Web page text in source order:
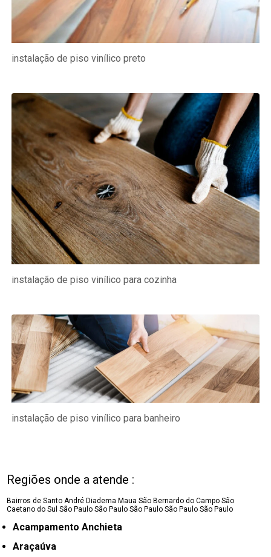
instalação de piso vinílico preto
instalação de piso vinílico para cozinha
instalação de piso vinílico para banheiro
Regiões onde a atende :
Bairros de Santo André Diadema Maua São Bernardo do Campo São
Caetano do SulSão Paulo São Paulo São Paulo São Paulo São Paulo
Acampamento Anchieta
Araçaúva